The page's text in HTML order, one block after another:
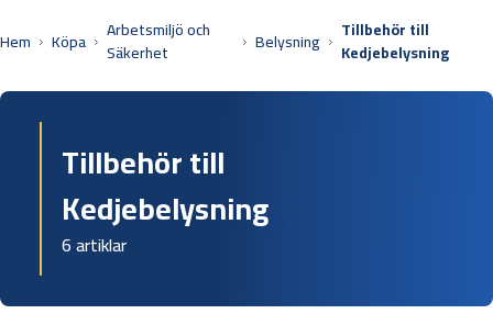
Hem Köpa
Arbetsmiljö och
Säkerhet
Belysning
Tillbehör till
Kedjebelysning
Tillbehör till
Kedjebelysning
6 artiklar